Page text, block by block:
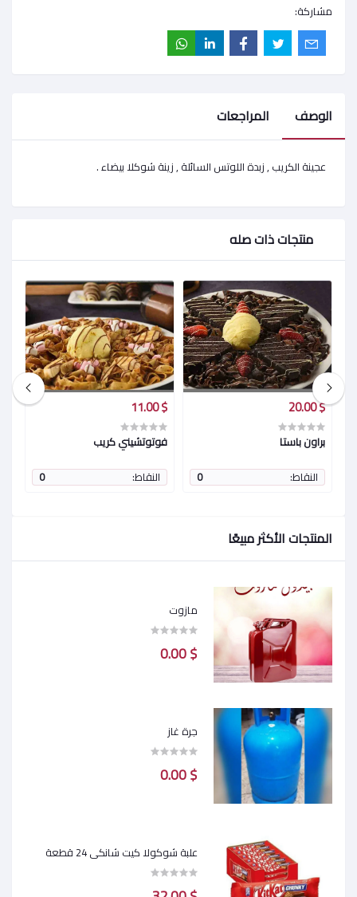
مشاركة:
المنتجات الأكثر مبيعًا
مازوت
$ 0.00
جرة غاز
$ 0.00
علبة شوكولا كيت شانكي 24 قطعة
الوصف المراجعات
عجينة الكريب , زبدة اللوتس السائلة , زينة شوكلا بيضاء .
منتجات ذات صله
$ 20.00
براون باستا
النقاط:
0
$ 11.00
فوتوتشيني كريب
النقاط:
0